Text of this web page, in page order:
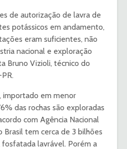
de autorização de lavra de
potássicos em andamento,
eram suficientes, não
nacional e exploração
Bruno Vizioli, técnico do
importado em menor
das rochas são exploradas
com Agência Nacional
Brasil tem cerca de 3 bilhões
lavrável. Porém a